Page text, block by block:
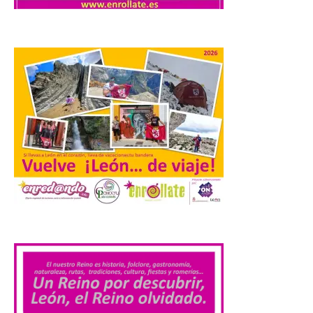
posición exacta del Sol y
así localizar el lugar ideal
para observar el eclipse
solar del 12 de agosto de 2026 sin
obstáculos. El visor es una herramienta a
la […]
El eclipse genera un boom
de reservas hoteleras y
precios desorbitados,
según SiteMinder
Asturias lidera el impacto
del fenómeno, con el
mayor aumento en